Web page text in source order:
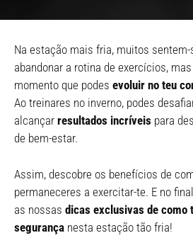
Na estação mais fria, muitos
abandonar a rotina de exercícios,
momento que podes evoluir no teu
Ao treinares no inverno, podes
alcançar resultados incríveis para
de bem-estar.
Assim, descobre os benefícios de
permaneceres a exercitar-te. E no
as nossas dicas exclusivas de como
segurança nesta estação tão fria!